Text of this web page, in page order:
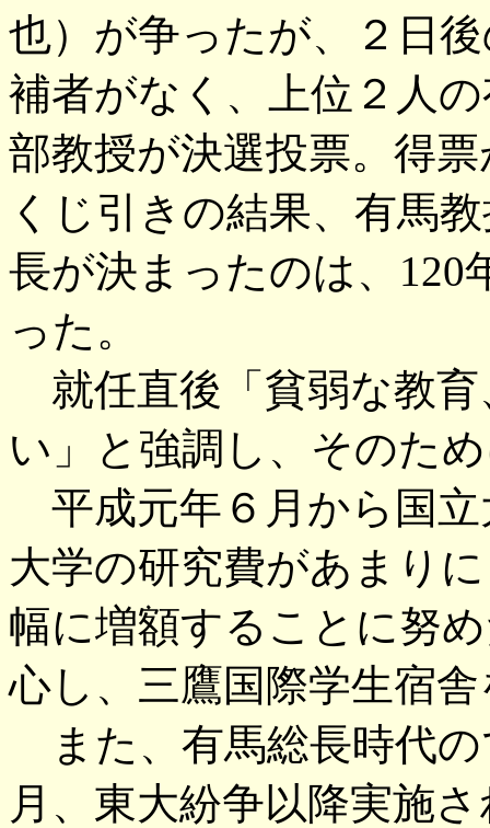
也）が争ったが、２日
補者がなく、上位２人
部教授が決選投票。得
くじ引きの結果、有馬
長が決まったのは、120
った。
就任直後「貧弱な教育
い」と強調し、そのた
平成元年６月から国立
大学の研究費があまり
幅に増額することに努
心し、三鷹国際学生宿
また、有馬総長時代
月、東大紛争以降実施